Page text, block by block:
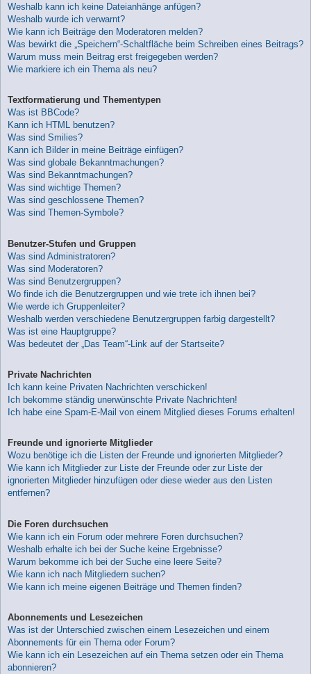
Weshalb kann ich keine Dateianhänge anfügen?
Weshalb wurde ich verwarnt?
Wie kann ich Beiträge den Moderatoren melden?
Was bewirkt die „Speichern“-Schaltfläche beim Schreiben eines Beitrags?
Warum muss mein Beitrag erst freigegeben werden?
Wie markiere ich ein Thema als neu?
Textformatierung und Thementypen
Was ist BBCode?
Kann ich HTML benutzen?
Was sind Smilies?
Kann ich Bilder in meine Beiträge einfügen?
Was sind globale Bekanntmachungen?
Was sind Bekanntmachungen?
Was sind wichtige Themen?
Was sind geschlossene Themen?
Was sind Themen-Symbole?
Benutzer-Stufen und Gruppen
Was sind Administratoren?
Was sind Moderatoren?
Was sind Benutzergruppen?
Wo finde ich die Benutzergruppen und wie trete ich ihnen bei?
Wie werde ich Gruppenleiter?
Weshalb werden verschiedene Benutzergruppen farbig dargestellt?
Was ist eine Hauptgruppe?
Was bedeutet der „Das Team“-Link auf der Startseite?
Private Nachrichten
Ich kann keine Privaten Nachrichten verschicken!
Ich bekomme ständig unerwünschte Private Nachrichten!
Ich habe eine Spam-E-Mail von einem Mitglied dieses Forums erhalten!
Freunde und ignorierte Mitglieder
Wozu benötige ich die Listen der Freunde und ignorierten Mitglieder?
Wie kann ich Mitglieder zur Liste der Freunde oder zur Liste der
ignorierten Mitglieder hinzufügen oder diese wieder aus den Listen
entfernen?
Die Foren durchsuchen
Wie kann ich ein Forum oder mehrere Foren durchsuchen?
Weshalb erhalte ich bei der Suche keine Ergebnisse?
Warum bekomme ich bei der Suche eine leere Seite?
Wie kann ich nach Mitgliedern suchen?
Wie kann ich meine eigenen Beiträge und Themen finden?
Abonnements und Lesezeichen
Was ist der Unterschied zwischen einem Lesezeichen und einem
Abonnements für ein Thema oder Forum?
Wie kann ich ein Lesezeichen auf ein Thema setzen oder ein Thema
abonnieren?